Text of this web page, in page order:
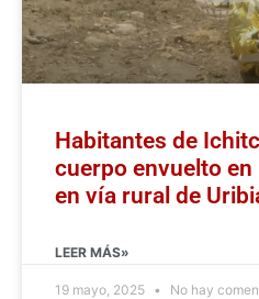
Habitantes de
cuerpo envuelto
en vía rural de
LEER MÁS»
19 mayo, 2025 No hay